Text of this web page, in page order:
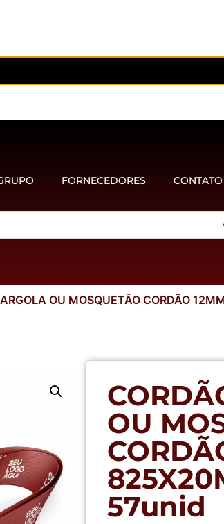
FORNECEDORES CONTATO
OU MOSQUETÃO CORDÃO
OU
57unid